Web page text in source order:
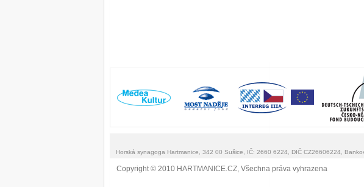
Horská synagoga Hartmanice, 342 00 Sušice, IČ: 2660 6224, DIČ CZ26606224,
Copyright © 2010 HARTMANICE.CZ, Všechna práva vyhrazena